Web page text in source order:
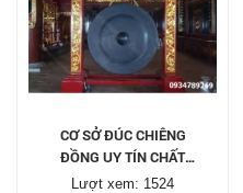
CƠ SỞ ĐÚC CHIÊNG
ĐỒNG UY TÍN CHẤT
LƯỢNG
Lượt xem: 1524